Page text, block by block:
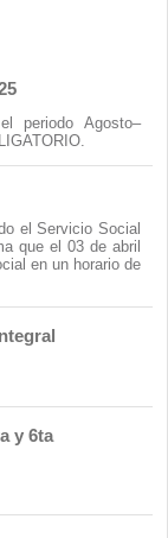
periodo Agosto–
el Servicio Social
que el 03 de abril
en un horario de
y 6ta